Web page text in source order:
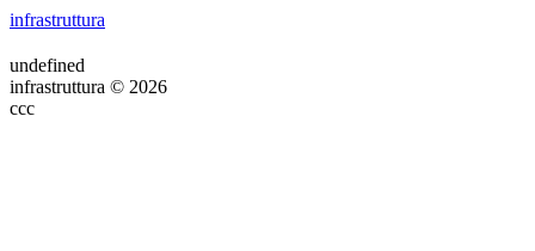
infrastruttura
undefined
infrastruttura © 2026
ссс